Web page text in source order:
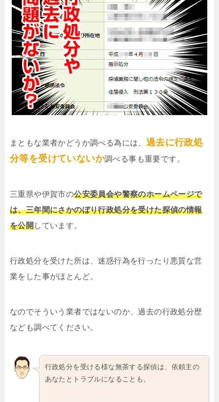
まともな業者かどうか調べる為には、 過去に行政処
分等を受けていないか調べる事も重要です。
三重県や伊賀市の公安委員会や警察のホームページで
は、三年間にさかのぼり行政処分を受けた探偵の情報
を公開しています。
行政処分を受けた所は、迷惑行為を行ったり悪質な営
業をした事がほとんど。
なのでそういう業者ではないのか、過去の行政処分歴
なども調べてください。
行政処分を受ける様な無茶する探偵は、依頼主の
あなたとトラブルになることも。